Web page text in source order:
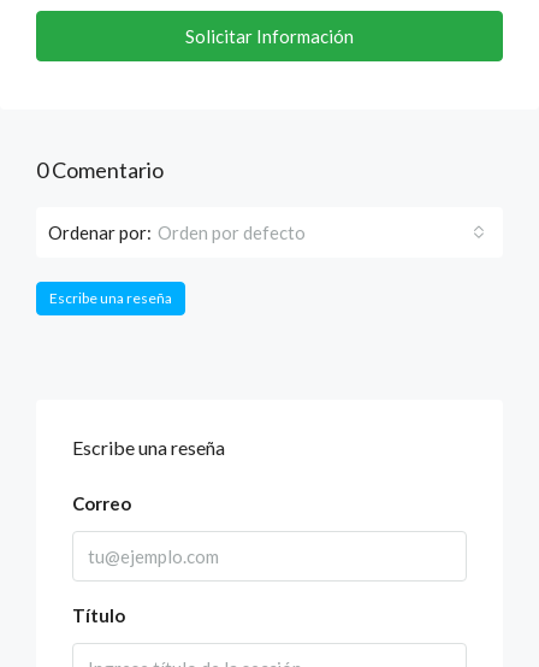
Solicitar Información
0 Comentario
Ordenar por: Orden por defecto
Escribe una reseña
Escribe una reseña
Correo
Título